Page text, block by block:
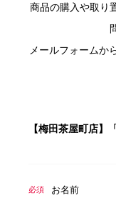
商品の購入や取り
メールフォームか
【梅田茶屋町店】
必須 お名前